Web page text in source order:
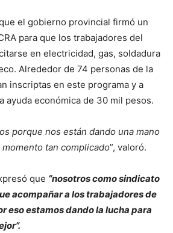
el gobierno provincial firmó un
para que los trabajadores del
en electricidad, gas, soldadura
Alrededor de 74 personas de la
inscriptas en este programa y a
ayuda económica de 30 mil pesos.
porque nos están dando una mano
tan complicado”, valoró.
que “nosotros como sindicato
acompañar a los trabajadores de
eso estamos dando la lucha para